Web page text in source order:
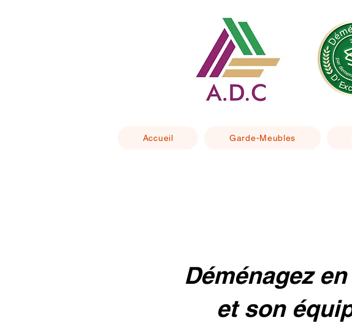
Accueil Garde-Meubles
Déménagez
et son